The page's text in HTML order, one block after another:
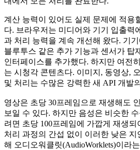
계산 능력이 있어도 실제 문제에 적용
다. 브라우저는 미디어와 기기 입출력
과 처리 능력을 계속 개선해 왔다. 기
블루투스 같은 추가 기능과 센서가 탑
인터페이스를 추가했다. 하지만 여전
는 시청각 콘텐츠다. 이미지, 동영상,
및 처리는 수많은 강력한 새 API 개발
영상은 초당 30프레임으로 재생해도
보일 수 있다. 하지만 음성은 비슷한
려면 초당 100프레임에 가깝게 재생
처리 과정의 간섭 없이 이러한 낮은 지
해 오디오워클릿(AudioWorklets)이라